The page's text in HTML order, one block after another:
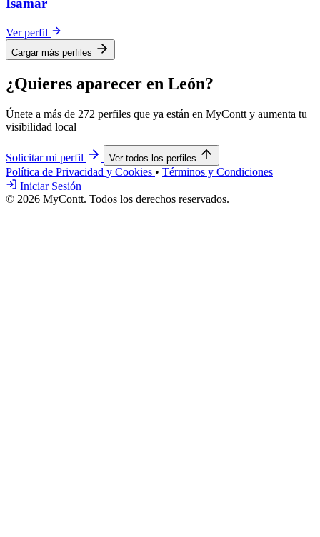
Isamar
Ver perfil
Cargar más perfiles
¿Quieres aparecer en León?
Únete a más de 272 perfiles que ya están en MyContt y aumenta tu
visibilidad local
Solicitar mi perfil Ver todos los perfiles
Política de Privacidad y Cookies • Términos y Condiciones
Iniciar Sesión
© 2026 MyContt. Todos los derechos reservados.